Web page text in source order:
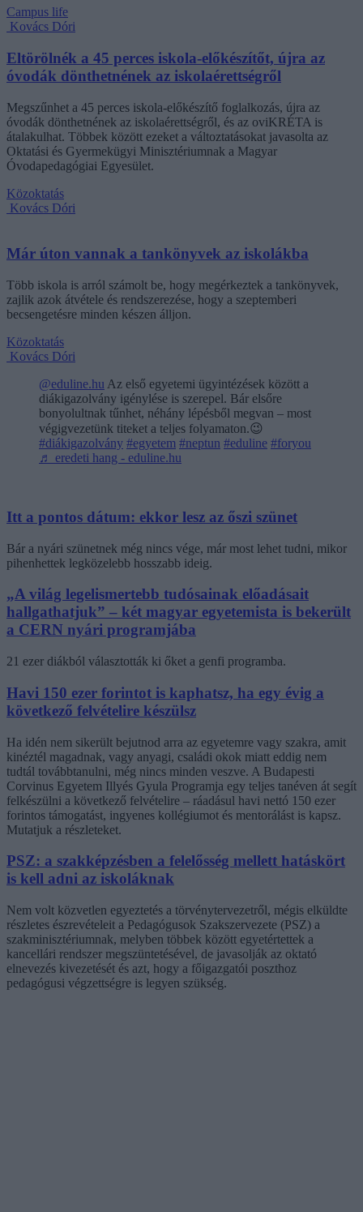
Campus life
Kovács Dóri
Eltörölnék a 45 perces iskola-előkészítőt, újra az
óvodák dönthetnének az iskolaérettségről
Megszűnhet a 45 perces iskola-előkészítő foglalkozás, újra az
óvodák dönthetnének az iskolaérettségről, és az oviKRÉTA is
átalakulhat. Többek között ezeket a változtatásokat javasolta az
Oktatási és Gyermekügyi Minisztériumnak a Magyar
Óvodapedagógiai Egyesület.
Közoktatás
Kovács Dóri
Már úton vannak a tankönyvek az iskolákba
Több iskola is arról számolt be, hogy megérkeztek a tankönyvek,
zajlik azok átvétele és rendszerezése, hogy a szeptemberi
becsengetésre minden készen álljon.
Közoktatás
Kovács Dóri
@eduline.hu Az első egyetemi ügyintézések között a
diákigazolvány igénylése is szerepel. Bár elsőre
bonyolultnak tűnhet, néhány lépésből megvan – most
végigvezetünk titeket a teljes folyamaton.😉
#diákigazolvány #egyetem #neptun #eduline #foryou
♬ eredeti hang - eduline.hu
Itt a pontos dátum: ekkor lesz az őszi szünet
Bár a nyári szünetnek még nincs vége, már most lehet tudni, mikor
pihenhettek legközelebb hosszabb ideig.
„A világ legelismertebb tudósainak előadásait
hallgathatjuk” – két magyar egyetemista is bekerült
a CERN nyári programjába
21 ezer diákból választották ki őket a genfi programba.
Havi 150 ezer forintot is kaphatsz, ha egy évig a
következő felvételire készülsz
Ha idén nem sikerült bejutnod arra az egyetemre vagy szakra, amit
kinéztél magadnak, vagy anyagi, családi okok miatt eddig nem
tudtál továbbtanulni, még nincs minden veszve. A Budapesti
Corvinus Egyetem Illyés Gyula Programja egy teljes tanéven át segít
felkészülni a következő felvételire – ráadásul havi nettó 150 ezer
forintos támogatást, ingyenes kollégiumot és mentorálást is kapsz.
Mutatjuk a részleteket.
PSZ: a szakképzésben a felelősség mellett hatáskört
is kell adni az iskoláknak
Nem volt közvetlen egyeztetés a törvénytervezetről, mégis elküldte
részletes észrevételeit a Pedagógusok Szakszervezete (PSZ) a
szakminisztériumnak, melyben többek között egyetértettek a
kancellári rendszer megszüntetésével, de javasolják az oktató
elnevezés kivezetését és azt, hogy a főigazgatói poszthoz
pedagógusi végzettségre is legyen szükség.